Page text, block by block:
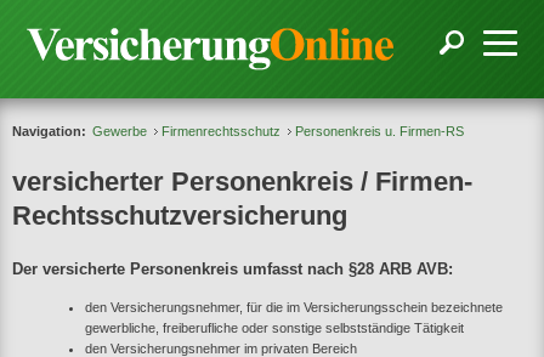
Navigation: Gewerbe Firmenrechtsschutz Personenkreis u. Firmen-RS
versicherter Personenkreis / Firmen-
Rechtsschutzversicherung
Der versicherte Personenkreis umfasst nach §28 ARB AVB:
den Versicherungsnehmer, für die im Versicherungsschein bezeichnete
gewerbliche, freiberufliche oder sonstige selbstständige Tätigkeit
den Versicherungsnehmer im privaten Bereich